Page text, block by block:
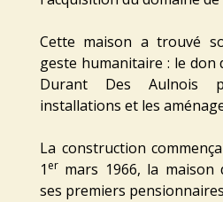
Cette maison a trouvé
geste humanitaire : le don
Durant Des Aulnois
installations et les
La construction
1 er mars 1966, la maison
ses premiers